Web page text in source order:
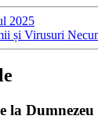
2025
și Virusuri
la